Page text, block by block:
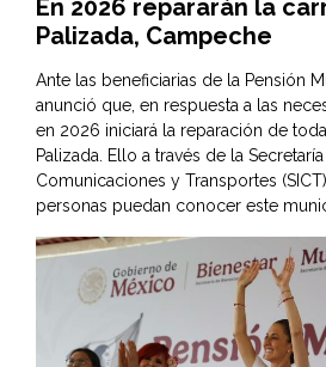
En 2026 repararán la
Palizada, Campeche
Ante las beneficiarias de la Pensión
anunció que, en respuesta a las
en 2026 iniciará la reparación de
Palizada. Ello a través de la
Comunicaciones y Transportes
personas puedan conocer este